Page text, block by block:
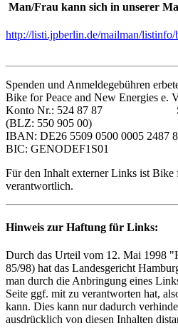
Man/Frau kann sich in unserer
http://listi.jpberlin.de/mailman/listinfo/
Spenden und Anmeldegebühren
Bike for Peace and New Energies e.
Konto Nr.: 524 87 87
(BLZ: 550 905 00)
IBAN: DE26 5509 0500 0005 2487
BIC: GENODEF1S01
Für den Inhalt externer Links ist Bike
verantwortlich.
Hinweis zur Haftung für Links:
Durch das Urteil vom 12. Mai 1998
85/98) hat das Landesgericht
man durch die Anbringung eines
Seite ggf. mit zu verantworten hat,
kann. Dies kann nur dadurch
ausdrücklich von diesen Inhalten